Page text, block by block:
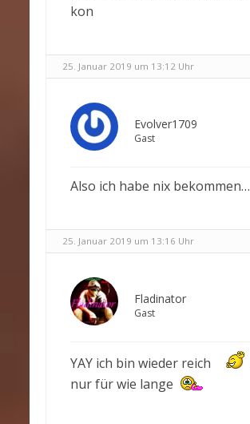
kon
25. Januar 2019 um 13:12 Uhr
Evolver1709
Gast
Also ich habe nix bekommen…
25. Januar 2019 um 13:16 Uhr
Fladinator
Gast
YAY ich bin wieder reich
nur für wie lange